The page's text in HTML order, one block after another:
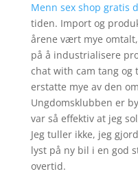
Menn sex shop gratis
tiden. Import og
årene vært mye
på å industrialisere
chat with cam tang og
erstatte mye av den
Ungdomsklubben er
var så effektiv at jeg
Jeg tuller ikke, jeg
lyst på ny bil i en god
overtid.